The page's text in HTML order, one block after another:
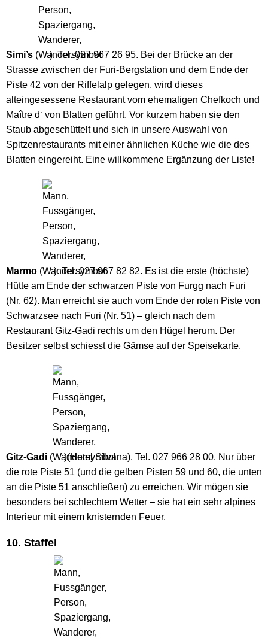
Simi’s (
). Tel. 027 967 26 95. Bei der Brücke an der
Strasse zwischen der Furi-Bergstation und dem Ende der
Piste 42 von der Riffelalp gelegen, wird dieses
alteingesessene Restaurant vom ehemaligen Chefkoch und
Maître d‘ von Blatten geführt. Vor kurzem haben sie den
Staub abgeschüttelt und sich in unsere Auswahl von
Spitzenrestaurants mit einer ähnlichen Küche wie die des
Blatten eingereiht. Eine willkommene Ergänzung der Liste!
Marmo (
). Tel. 027 967 82 82. Es ist die erste (höchste)
Hütte am Ende der schwarzen Piste von Furgg nach Furi
(Nr. 62). Man erreicht sie auch vom Ende der roten Piste von
Schwarzsee nach Furi (Nr. 51) – gleich nach dem
Restaurant Gitz-Gadi rechts um den Hügel herum. Der
Besitzer selbst schiesst die Gämse auf der Speisekarte.
Gitz-Gadi (
)(Hotel Silvana). Tel. 027 966 28 00. Nur über
die rote Piste 51 (und die gelben Pisten 59 und 60, die unten
an die Piste 51 anschließen) zu erreichen. Wir mögen sie
besonders bei schlechtem Wetter – sie hat ein sehr alpines
Interieur mit einem knisternden Feuer.
10. Staffel